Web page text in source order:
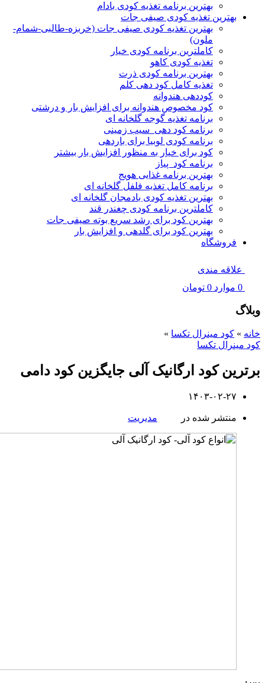
بهترین برنامه تغذیه کودی بادام
بهترین تغذیه کودی صیفی جات
بهترین تغذیه کودی صیفی جات (خربزه-طالبی-شمام-
ملون)
کاملترین برنامه کودی خیار
تغذیه کودی کاهو
بهتربن برنامه کودی ذرت
تغذیه کامل کود دهی کلم
کوددهی هندوانه
کود مخصوص هندوانه برای افزایش بار و درشتی
برنامه تغذیه گوجه گلخانه ای
برنامه کود دهی سیب زمینی
برنامه کودی لوبیا برای باردهی
کود برای خیار به منظور افزایش بار بیشتر
برنامه کود پیاز
بهترین برنامه غذایی هویج
برنامه کامل تغذیه فلفل گلخانه ای
بهترین تغذیه کودی بادمجان گلخانه ای
کاملترین برنامه کودی چغندر قند
بهترین کود برای رشد سریع بوته صیفی جات
بهترین کود برای گلدهی و افزایش بار
فروشگاه
علاقه مندی
0 موارد 0 تومان
وبلاگ
خانه » کود مینرال تکسا »
کود مینرال تکسا
برترین کود ارگانیک آلی جایگزین کود دامی
۱۴۰۳-۰۲-۲۷
منتشر شده در مدیریت